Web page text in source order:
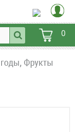
0
Фрукты